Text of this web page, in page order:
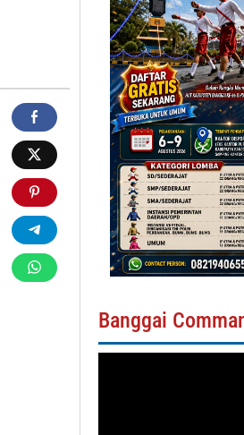
Banggai